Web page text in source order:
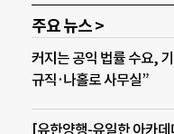
주요 뉴스 >
커지는 공익 법률 수요,
규직·나홀로 사무실”
[유한양행-유일한 아카